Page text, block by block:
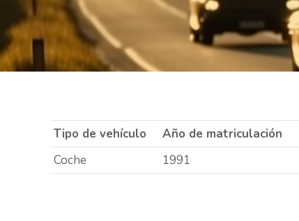
Tipo de vehículo Año de matriculación
Coche
1991